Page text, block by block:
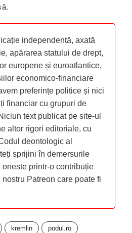
independentă, axată
apărarea statului de drept,
europene și euroatlantice,
economico-financiare
preferințe politice și nici
financiar cu grupuri de
text publicat pe site-ul
altor rigori editoriale, cu
deontologic al
sprijini în demersurile
printr-o contribuție
Patreon care poate fi
kremlin podul.ro